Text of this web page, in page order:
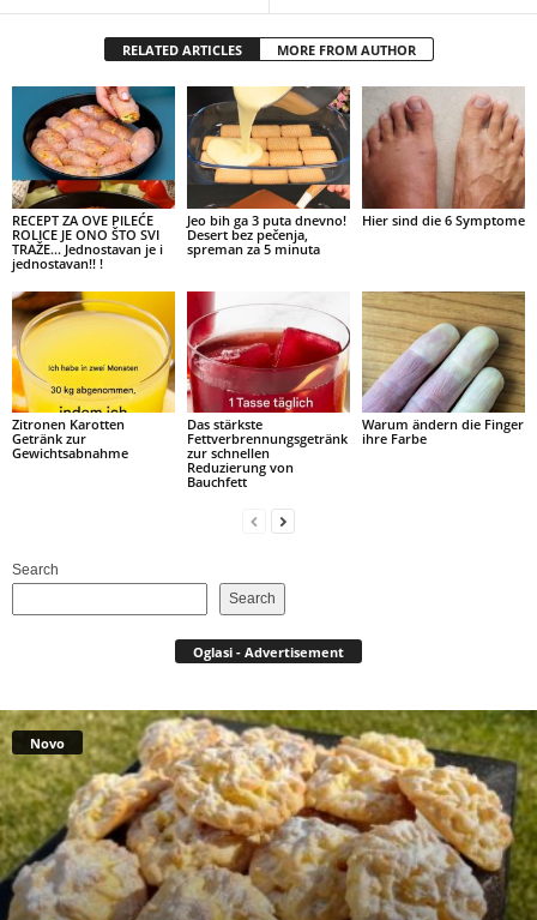
RELATED ARTICLES MORE FROM AUTHOR
RECEPT ZA OVE PILEĆE
ROLICE JE ONO ŠTO SVI
TRAŽE… Jednostavan je i
jednostavan!! !
Jeo bih ga 3 puta dnevno!
Desert bez pečenja,
spreman za 5 minuta
Hier sind die 6 Symptome
Zitronen Karotten
Getränk zur
Gewichtsabnahme
Das stärkste
Fettverbrennungsgetränk
zur schnellen
Reduzierung von
Bauchfett
Warum ändern die Finger
ihre Farbe
Search
Search
Oglasi - Advertisement
Novo